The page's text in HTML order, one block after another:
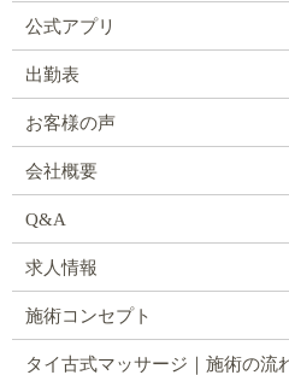
公式アプリ
出勤表
お客様の声
会社概要
Q&A
求人情報
施術コンセプト
タイ古式マッサージ｜施術の流